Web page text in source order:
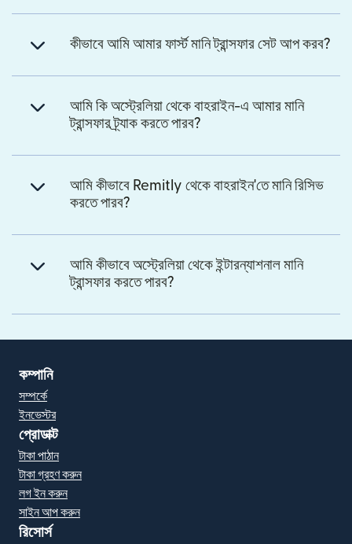
কীভাবে আমি আমার ফার্স্ট মানি ট্রান্সফার সেট আপ করব?
আমি কি অস্ট্রেলিয়া থেকে বাহরাইন-এ আমার মানি
ট্রান্সফার ট্র্যাক করতে পারব?
আমি কীভাবে Remitly থেকে বাহরাইন'তে মানি রিসিভ
করতে পারব?
আমি কীভাবে অস্ট্রেলিয়া থেকে ইন্টারন্যাশনাল মানি
ট্রান্সফার করতে পারব?
কম্পানি
সম্পর্কে
ইনভেস্টর
প্রোডাক্ট
টাকা পাঠান
টাকা গ্রহণ করুন
লগ ইন করুন
সাইন আপ করুন
রিসোর্স